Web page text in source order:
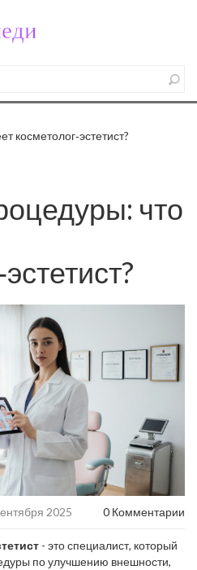
косметолог‑эстетист?
что
2025 0 Комментарии
- это специалист, который
по улучшению внешности,